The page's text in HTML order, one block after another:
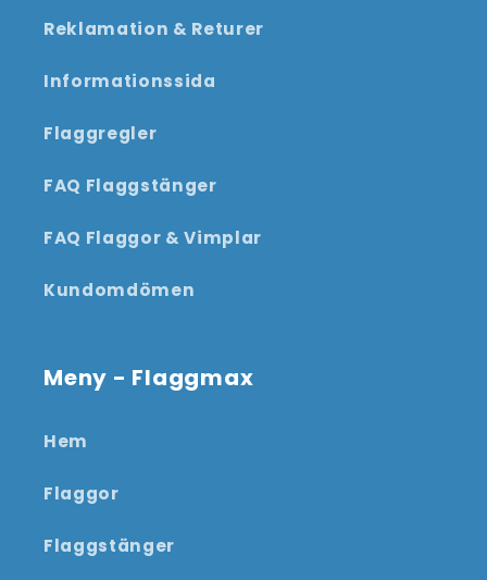
Reklamation & Returer
Informationssida
Flaggregler
FAQ Flaggstänger
FAQ Flaggor & Vimplar
Kundomdömen
Meny - Flaggmax
Hem
Flaggor
Flaggstänger